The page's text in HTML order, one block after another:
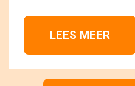
LEES MEER